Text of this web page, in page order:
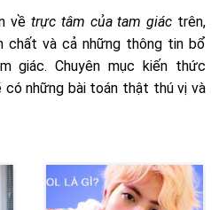
về trực tâm của tam giác trên,
chất và cả những thông tin bổ
giác. Chuyên mục kiến thức
có những bài toán thật thú vị và